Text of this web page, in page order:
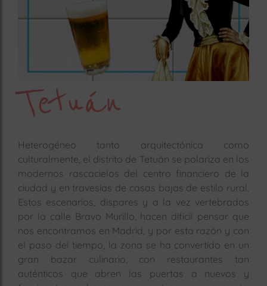
Tetuán
Heterogéneo tanto arquitectónica como
culturalmente, el distrito de Tetuán se polariza en los
modernos rascacielos del centro financiero de la
ciudad y en travesías de casas bajas de estilo rural.
Estos escenarios, dispares y a la vez vertebrados
por la calle Bravo Murillo, hacen difícil pensar que
nos encontramos en Madrid, y por esta razón y con
el paso del tiempo, la zona se ha convertido en un
gran bazar culinario, con restaurantes tan
auténticos que abren las puertas a nuevos y